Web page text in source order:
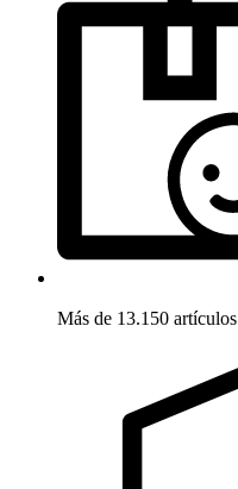
Más de 13.150 artículos